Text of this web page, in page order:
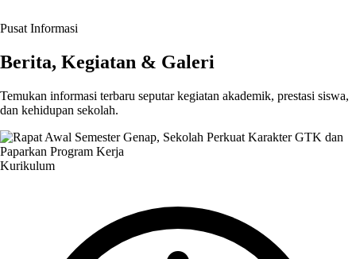
Pusat Informasi
Berita, Kegiatan & Galeri
Temukan informasi terbaru seputar kegiatan akademik, prestasi siswa,
dan kehidupan sekolah.
Kurikulum